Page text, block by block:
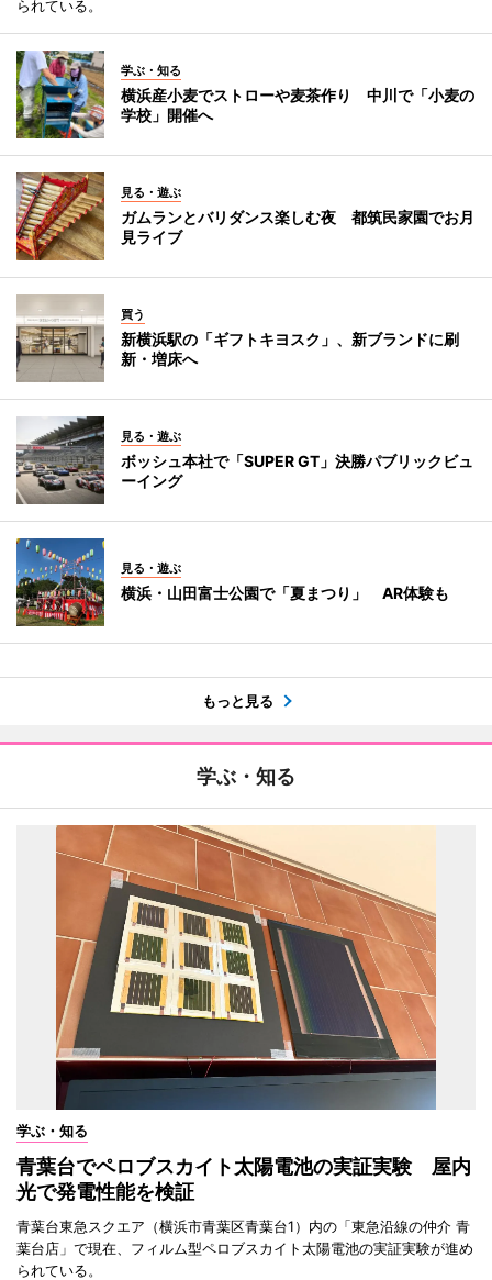
られている。
学ぶ・知る
横浜産小麦でストローや麦茶作り 中川で「小麦の
学校」開催へ
見る・遊ぶ
ガムランとバリダンス楽しむ夜 都筑民家園でお月
見ライブ
買う
新横浜駅の「ギフトキヨスク」、新ブランドに刷
新・増床へ
見る・遊ぶ
ボッシュ本社で「SUPER GT」決勝パブリックビュ
ーイング
見る・遊ぶ
横浜・山田富士公園で「夏まつり」 AR体験も
もっと見る
学ぶ・知る
学ぶ・知る
青葉台でペロブスカイト太陽電池の実証実験 屋内
光で発電性能を検証
青葉台東急スクエア（横浜市青葉区青葉台1）内の「東急沿線の仲介 青
葉台店」で現在、フィルム型ペロブスカイト太陽電池の実証実験が進め
られている。